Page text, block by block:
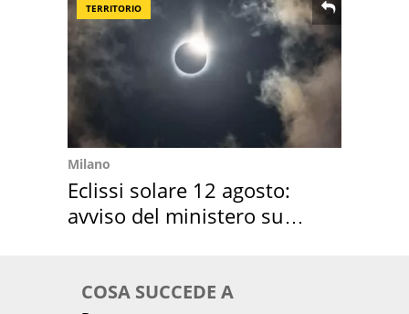
TERRITORIO
Milano
Eclissi solare 12 agosto:
avviso del ministero su